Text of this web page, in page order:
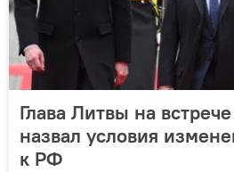
Глава Литвы на
назвал условия
к РФ